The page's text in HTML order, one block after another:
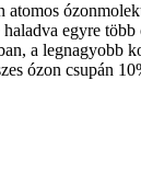
egyre
a legnagyobb
ózon csupán